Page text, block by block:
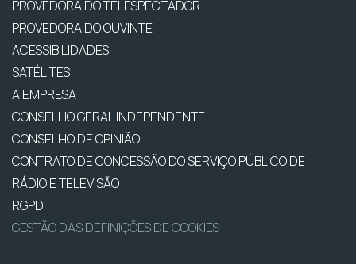
PROVEDORA DO TELESPECTADOR
PROVEDORA DO OUVINTE
ACESSIBILIDADES
SATÉLITES
A EMPRESA
CONSELHO GERAL INDEPENDENTE
CONSELHO DE OPINIÃO
CONTRATO DE CONCESSÃO DO SERVIÇO PÚBLICO DE
RÁDIO E TELEVISÃO
RGPD
GESTÃO DAS DEFINIÇÕES DE COOKIES